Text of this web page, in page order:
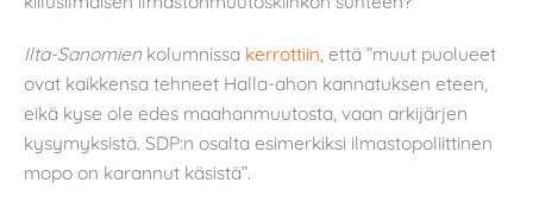
Ilta-Sanomien kolumnissa kerrottiin , että ”muut puolueet
ovat kaikkensa tehneet Halla-ahon kannatuksen eteen,
eikä kyse ole edes maahanmuutosta, vaan arkijärjen
kysymyksistä. SDP:n osalta esimerkiksi ilmastopoliittinen
mopo on karannut käsistä”.